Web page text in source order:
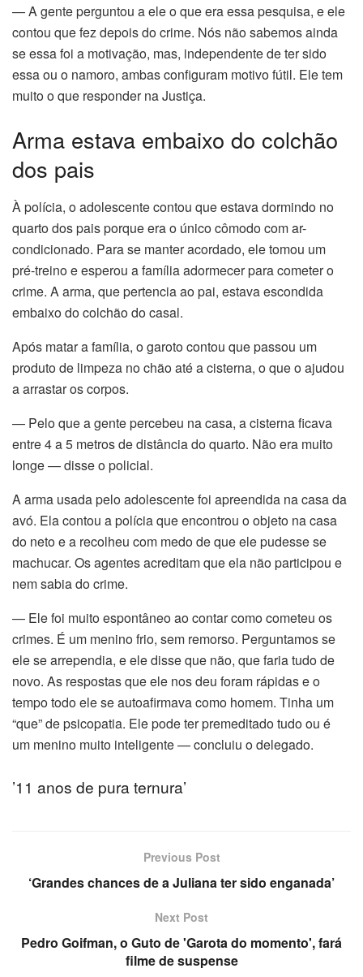
panel
Hacklink
satın al
panel
panel
panel
panel
panel
panel
panel
panel
panel
— A gente perguntou a ele o que era essa pesquisa, e ele
contou que fez depois do crime. Nós não sabemos ainda
se essa foi a motivação, mas, independente de ter sido
essa ou o namoro, ambas configuram motivo fútil. Ele tem
muito o que responder na Justiça.
Arma estava embaixo do colchão
dos pais
À polícia, o adolescente contou que estava dormindo no
quarto dos pais porque era o único cômodo com ar-
condicionado. Para se manter acordado, ele tomou um
pré-treino e esperou a família adormecer para cometer o
crime. A arma, que pertencia ao pai, estava escondida
embaixo do colchão do casal.
Após matar a família, o garoto contou que passou um
produto de limpeza no chão até a cisterna, o que o ajudou
a arrastar os corpos.
— Pelo que a gente percebeu na casa, a cisterna ficava
entre 4 a 5 metros de distância do quarto. Não era muito
longe — disse o policial.
A arma usada pelo adolescente foi apreendida na casa da
avó. Ela contou a polícia que encontrou o objeto na casa
do neto e a recolheu com medo de que ele pudesse se
machucar. Os agentes acreditam que ela não participou e
nem sabia do crime.
— Ele foi muito espontâneo ao contar como cometeu os
crimes. É um menino frio, sem remorso. Perguntamos se
ele se arrependia, e ele disse que não, que faria tudo de
novo. As respostas que ele nos deu foram rápidas e o
tempo todo ele se autoafirmava como homem. Tinha um
“que” de psicopatia. Ele pode ter premeditado tudo ou é
um menino muito inteligente — concluiu o delegado.
’11 anos de pura ternura’
Previous Post
‘Grandes chances de a Juliana ter sido enganada’
Next Post
Pedro Goifman, o Guto de 'Garota do momento', fará
filme de suspense